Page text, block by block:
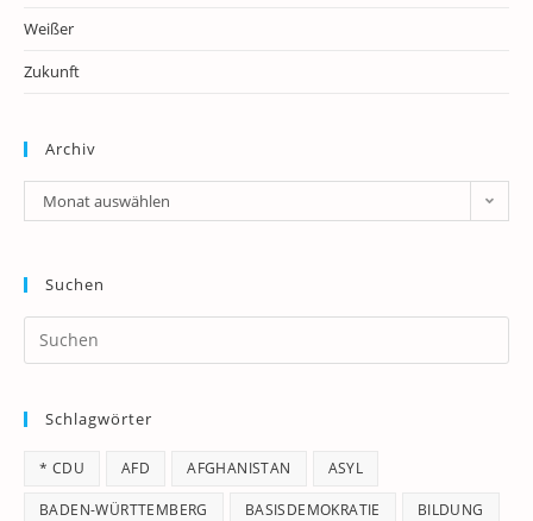
Weißer
Zukunft
Archiv
Archiv
Monat auswählen
Suchen
Schlagwörter
* CDU AFD AFGHANISTAN ASYL
BADEN-WÜRTTEMBERG BASISDEMOKRATIE BILDUNG